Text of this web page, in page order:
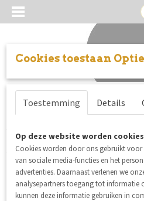
Inloggen Registreren
wintercollectie
Sorteer op:
Cookies toestaan
Toestemming Details
Op deze website worden
Cookies worden door ons gebruikt voor
van sociale media-functies en het
advertenties. Daarnaast verlenen we
analysepartners toegang tot informatie
kunnen deze informatie gebruiken in